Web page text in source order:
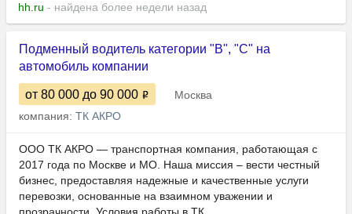
hh.ru - найдена более недели назад
Подменный водитель категории "В", "С" на
автомобиль компании
от 80 000 до 90 000
Москва
компания: ТК АКРО
ООО ТК АКРО — транспортная компания, работающая с
2017 года по Москве и МО. Наша миссия – вести честный
бизнес, предоставляя надежные и качественные услуги
перевозки, основанные на взаимном уважении и